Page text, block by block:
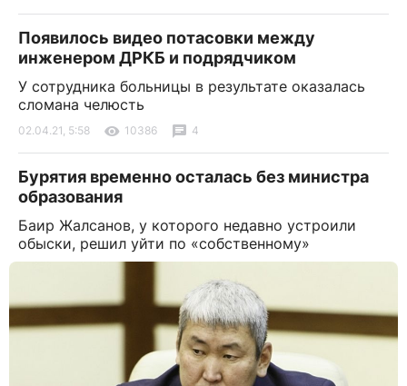
Появилось видео потасовки между
инженером ДРКБ и подрядчиком
У сотрудника больницы в результате оказалась
сломана челюсть
02.04.21, 5:58 10386 4
Бурятия временно осталась без министра
образования
Баир Жалсанов, у которого недавно устроили
обыски, решил уйти по «собственному»